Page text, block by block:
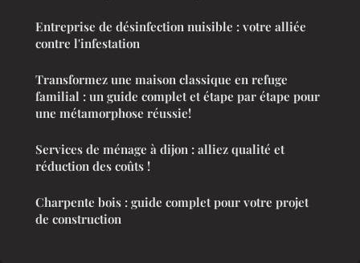
Entreprise de désinfection nuisible : votre alliée
contre l'infestation
Transformez une maison classique en refuge
familial : un guide complet et étape par étape pour
une métamorphose réussie!
Services de ménage à dijon : alliez qualité et
réduction des coûts !
Charpente bois : guide complet pour votre projet
de construction